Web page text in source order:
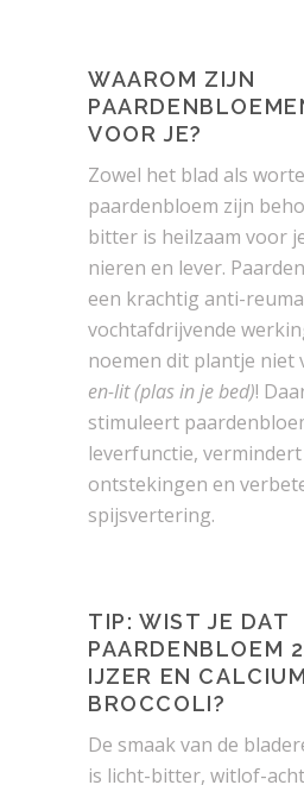
WAAROM ZIJN
VOOR JE?
Zowel het blad als
paardenbloem zijn
bitter is heilzaam voor
nieren en lever.
een krachtig anti-
vochtafdrijvende
noemen dit plantje niet
en-lit (plas in je bed)!
stimuleert
leverfunctie,
ontstekingen en
spijsvertering.
TIP: WIST JE DAT
PAARDENBLOEM
IJZER EN
BROCCOLI?
De smaak van de
is licht-bitter, witlof-